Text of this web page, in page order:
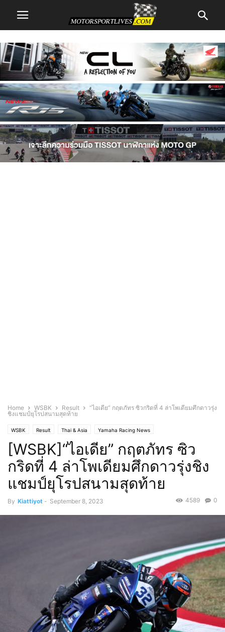
Home WSBK Result
“ไอเดีย” กฤตภัทร ซิวกริดที่ 4 ล่าโพเดียมศึกดาวรุ่ง
ชิงแชมป์ยุโรปสนามสุดท้าย
WSBK Result Thai & Asia Yamaha Racing News
[WSBK]“ไอเดีย” กฤตภัทร ซิว
กริดที่ 4 ล่าโพเดียมศึกดาวรุ่งชิง
แชมป์ยุโรปสนามสุดท้าย
By Kiattiyot - September 8, 2023 0
4589